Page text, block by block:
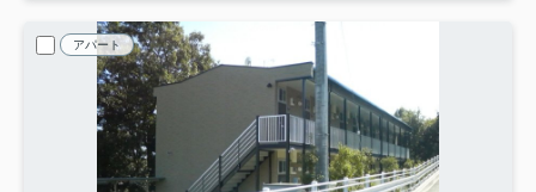
アパート